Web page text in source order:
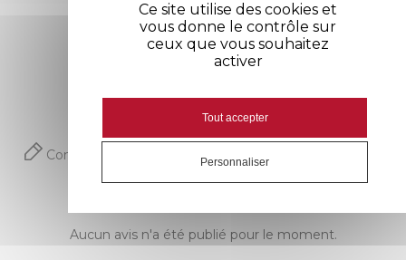
Avis
Commentaires (0)
Aucun avis n'a été publié pour le moment.
Ce site utilise des cookies et
vous donne le contrôle sur
ceux que vous souhaitez
activer
Tout accepter
Personnaliser